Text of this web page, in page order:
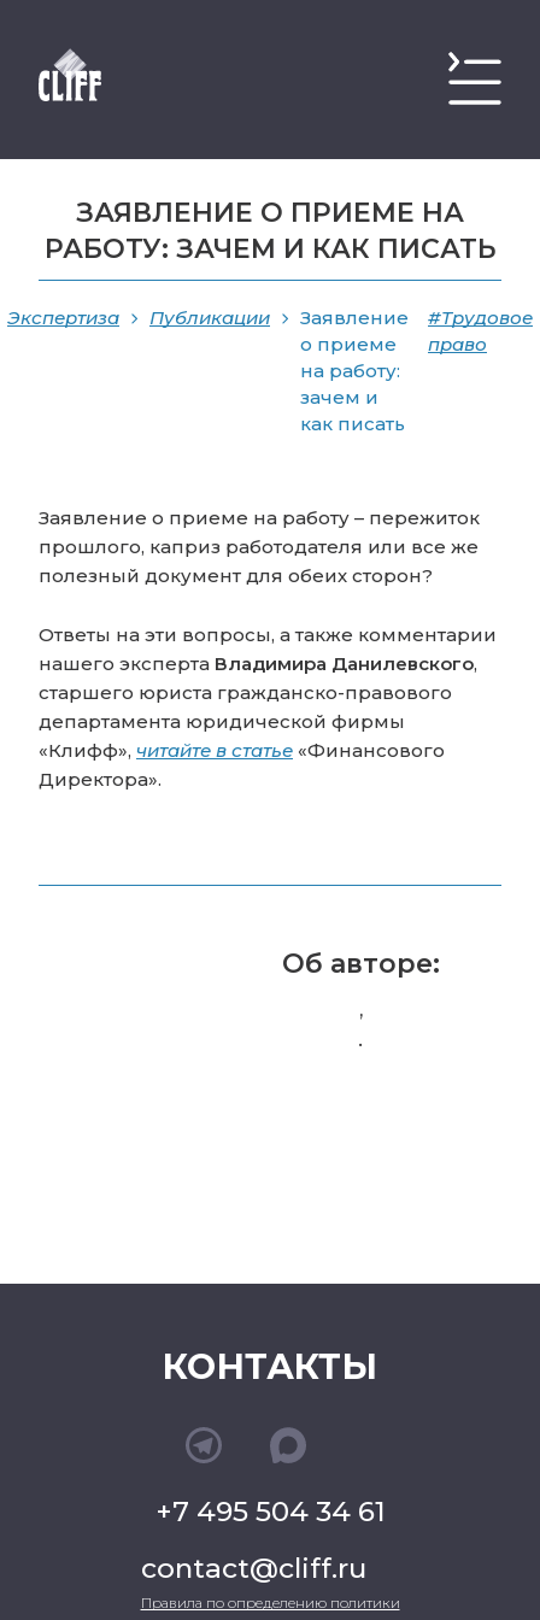
ЗАЯВЛЕНИЕ О ПРИЕМЕ НА
РАБОТУ: ЗАЧЕМ И КАК ПИСАТЬ
Экспертиза Публикации
Заявление
о приеме
на работу:
зачем и
как писать
#Трудовое
право
Заявление о приеме на работу – пережиток
прошлого, каприз работодателя или все же
полезный документ для обеих сторон?
Ответы на эти вопросы, а также комментарии
нашего эксперта Владимира Данилевского,
старшего юриста гражданско-правового
департамента юридической фирмы
«Клифф», читайте в статье «Финансового
Директора».
Об авторе:
,
.
КОНТАКТЫ
+7 495 504 34 61
contact@cliff.ru
Правила по определению политики